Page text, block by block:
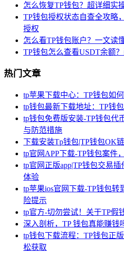
怎么恢复TP钱包？超详细实
TP钱包授权状态自查全攻略
授权
怎么看TP钱包账户？一文读
TP钱包怎么查看USDT余额
热门文章
tp苹果下载中心：TP钱包如
tp钱包最新下载地址：TP钱
tp钱包免费版安装-TP钱包代
与防范措施
下载安装Tp钱包|TP钱包OK
tp官网APP下载-TP钱包案件
tp官网正版app|TP钱包交易
体验
tp苹果ios官网下载-TP钱包
险提示
tp官方-切勿尝试！关于TP假
深入剖析，TP 钱包真能赚钱
tp钱包下载流程：TP钱包正
松获取